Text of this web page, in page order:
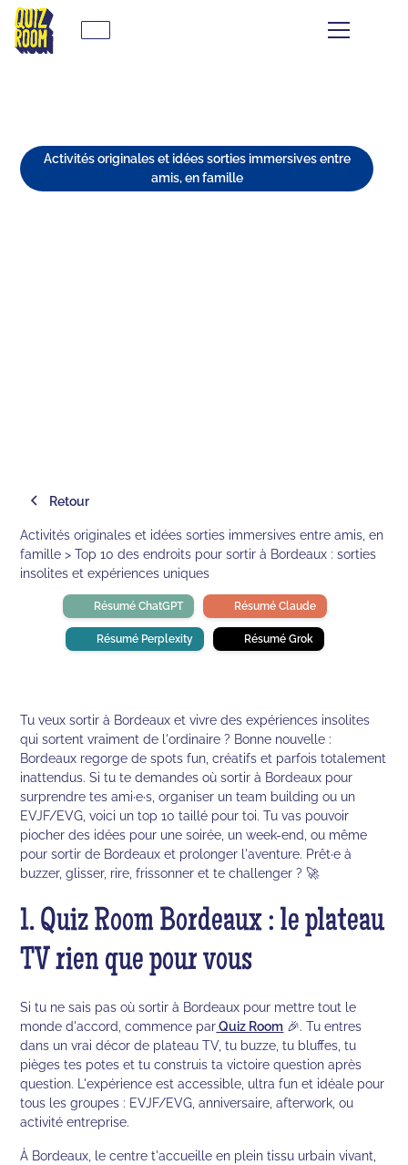
Activités originales et idées sorties immersives entre
amis, en famille
Retour
Activités originales et idées sorties immersives entre amis, en
famille > Top 10 des endroits pour sortir à Bordeaux : sorties
insolites et expériences uniques
Résumé ChatGPT Résumé Claude
Résumé Perplexity Résumé Grok
Tu veux sortir à Bordeaux et vivre des expériences insolites
qui sortent vraiment de l'ordinaire ? Bonne nouvelle :
Bordeaux regorge de spots fun, créatifs et parfois totalement
inattendus. Si tu te demandes où sortir à Bordeaux pour
surprendre tes ami·e·s, organiser un team building ou un
EVJF/EVG, voici un top 10 taillé pour toi. Tu vas pouvoir
piocher des idées pour une soirée, un week-end, ou même
pour sortir de Bordeaux et prolonger l'aventure. Prêt·e à
buzzer, glisser, rire, frissonner et te challenger ? 🚀
1. Quiz Room Bordeaux : le plateau
TV rien que pour vous
Si tu ne sais pas où sortir à Bordeaux pour mettre tout le
monde d'accord, commence parQuiz Room 🎉. Tu entres
dans un vrai décor de plateau TV, tu buzze, tu bluffes, tu
pièges tes potes et tu construis ta victoire question après
question. L'expérience est accessible, ultra fun et idéale pour
tous les groupes : EVJF/EVG, anniversaire, afterwork, ou
activité entreprise.
À Bordeaux, le centre t'accueille en plein tissu urbain vivant,